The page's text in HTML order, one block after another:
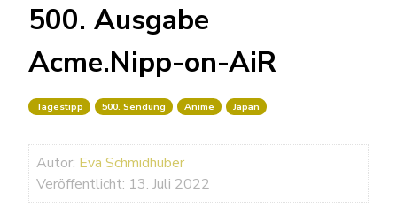
500. Ausgabe
Acme.Nipp-on-AiR
Tagestipp 500. Sendung Anime Japan
Autor: Eva Schmidhuber
Veröffentlicht: 13. Juli 2022